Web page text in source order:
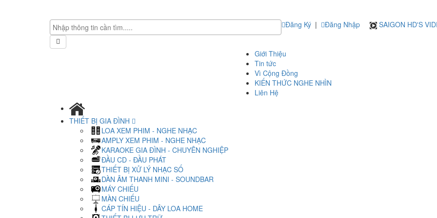
Đăng Ký | Đăng Nhập SAIGON HD'S
Giới Thiệu
Tin tức
Vì Cộng Đồng
KIẾN THỨC NGHE NHÌN
Liên Hệ
THIẾT BỊ GIA ĐÌNH
LOA XEM PHIM - NGHE NHẠC
AMPLY XEM PHIM - NGHE NHẠC
KARAOKE GIA ĐÌNH - CHUYÊN NGHIỆP
ĐẦU CD - ĐẦU PHÁT
THIẾT BỊ XỬ LÝ NHẠC SỐ
DÀN ÂM THANH MINI - SOUNDBAR
MÁY CHIẾU
MÀN CHIẾU
CÁP TÍN HIỆU - DÂY LOA HOME